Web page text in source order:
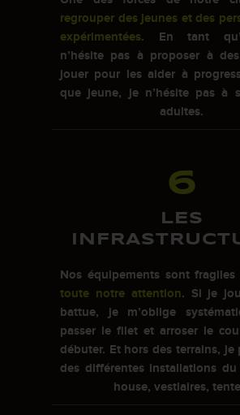
regrouper des jeunes et des
expérimentées. En tant
n’hésite pas à proposer à
jouer pour les aider à
que jeune, je n’hésite pas à
adultes.
6
LES
Nos équipements sont fragiles
toute notre attention. Si je
battue, je m’oblige
passer le filet et arroser le
débuter. Et hors des terrains, je
des différentes installations
house, vestiaires,